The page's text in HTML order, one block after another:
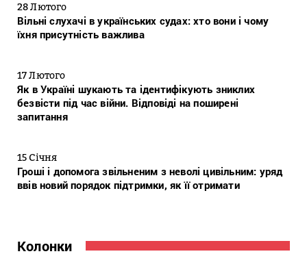
28 Лютого
Вільні слухачі в українських судах: хто вони і чому
їхня присутність важлива
17 Лютого
Як в Україні шукають та ідентифікують зниклих
безвісти під час війни. Відповіді на поширені
запитання
15 Січня
Гроші і допомога звільненим з неволі цивільним: уряд
ввів новий порядок підтримки, як її отримати
Колонки